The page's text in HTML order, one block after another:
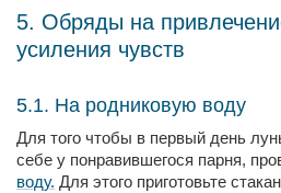
5. Обряды на
усиления чувств
5.1. На родниковую воду
Для того чтобы в первый день
себе у понравившегося парня,
воду. Для этого приготовьте